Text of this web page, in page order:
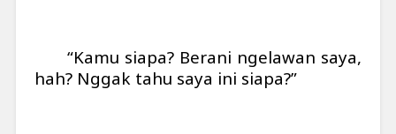
“Kamu siapa? Berani ngelawan saya,
hah? Nggak tahu saya ini siapa?”